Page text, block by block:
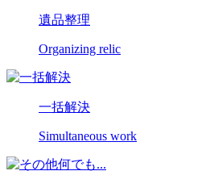
遺品整理
Organizing relic
一括解決
Simultaneous work